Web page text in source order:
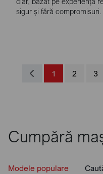
sigur și fără compromisuri.
1 2 3
Cumpără
Modele populare